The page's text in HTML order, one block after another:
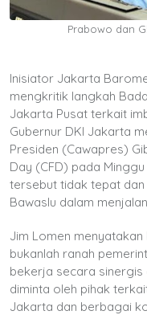
Prabowo dan
Inisiator Jakarta
mengkritik langkah
Jakarta Pusat terkait
Gubernur DKI Jakarta
Presiden (Cawapres)
Day (CFD) pada
tersebut tidak tepat
Bawaslu dalam
Jim Lomen
bukanlah ranah
bekerja secara sinergis
diminta oleh pihak
Jakarta dan berbagai